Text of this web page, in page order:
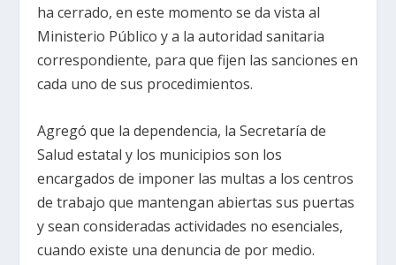
ha cerrado, en este momento se da vista al
Ministerio Público y a la autoridad sanitaria
correspondiente, para que fijen las sanciones en
cada uno de sus procedimientos.
Agregó que la dependencia, la Secretaría de
Salud estatal y los municipios son los
encargados de imponer las multas a los centros
de trabajo que mantengan abiertas sus puertas
y sean consideradas actividades no esenciales,
cuando existe una denuncia de por medio.